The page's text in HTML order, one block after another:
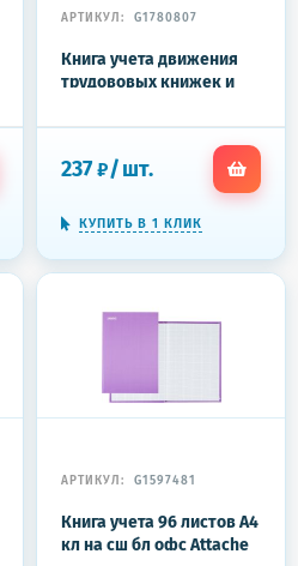
АРТИКУЛ: G1780807
Книга учета движения
трудововых книжек и
офсет 96л бумв
237 ₽/шт.
КУПИТЬ В 1 КЛИК
АРТИКУЛ: G1597481
Книга учета 96 листов А4
кл на сш бл офс Attache